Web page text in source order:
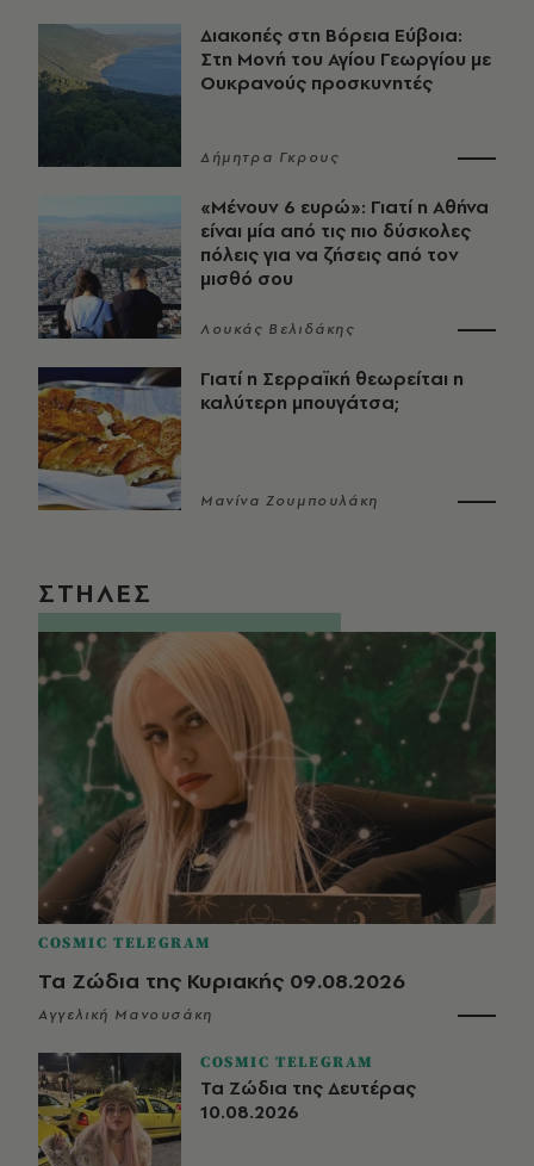
Διακοπές στη Βόρεια Εύβοια:
Στη Μονή του Αγίου Γεωργίου με
Ουκρανούς προσκυνητές
Δήμητρα Γκρους
«Μένουν 6 ευρώ»: Γιατί η Αθήνα
είναι μία από τις πιο δύσκολες
πόλεις για να ζήσεις από τον
μισθό σου
Λουκάς Βελιδάκης
Γιατί η Σερραϊκή θεωρείται η
καλύτερη μπουγάτσα;
Μανίνα Ζουμπουλάκη
ΣΤΗΛΕΣ
COSMIC TELEGRAM
Τα Ζώδια της Κυριακής 09.08.2026
Αγγελική Μανουσάκη
COSMIC TELEGRAM
Τα Ζώδια της Δευτέρας
10.08.2026